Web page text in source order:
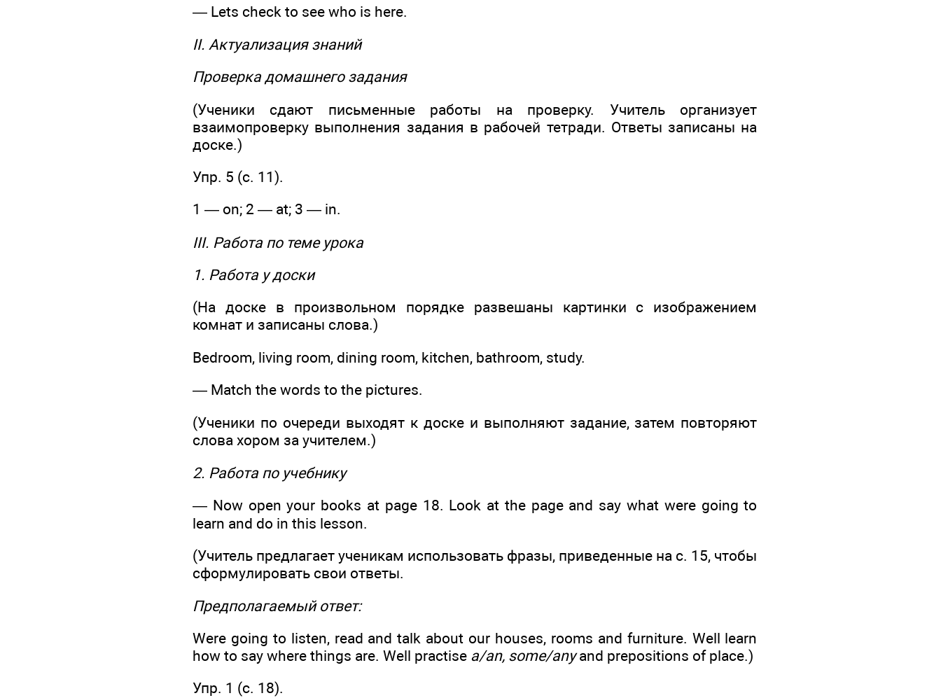
— Lets check to see who is here.
II. Актуализация знаний
Проверка домашнего задания
(Ученики сдают письменные работы на проверку. Учитель организует
взаимопроверку выполнения задания в рабочей тетради. Ответы записаны на
доске.)
Упр. 5 (с. 11).
1 — on; 2 — at; 3 — in.
III. Работа по теме урока
1. Работа у доски
(На доске в произвольном порядке развешаны картинки с изображением
комнат и записаны слова.)
Bedroom, living room, dining room, kitchen, bathroom, study.
— Match the words to the pictures.
(Ученики по очереди выходят к доске и выполняют задание, затем повторяют
слова хором за учителем.)
2. Работа по учебнику
— Now open your books at page 18. Look at the page and say what were going to
learn and do in this lesson.
(Учитель предлагает ученикам использовать фразы, приведенные на с. 15, чтобы
сформулировать свои ответы.
Предполагаемый ответ:
Were going to listen, read and talk about our houses, rooms and furniture. Well learn
how to say where things are. Well practise a/an, some/anyand prepositions of place.)
Упр. 1 (c. 18).